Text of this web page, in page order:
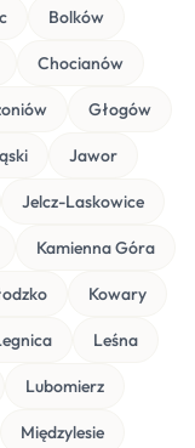
Bolków
Chocianów
Głogów
Jawor
Jelcz-Laskowice
Kamienna Góra
Kowary
Leśna
Lubomierz
Międzylesie